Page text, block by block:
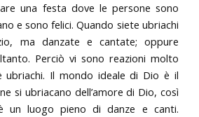
una festa dove le persone sono
e sono felici. Quando siete ubriachi
ma danzate e cantate; oppure
Perciò vi sono reazioni molto
ubriachi. Il mondo ideale di Dio è il
si ubriacano dell’amore di Dio, così
un luogo pieno di danze e canti.